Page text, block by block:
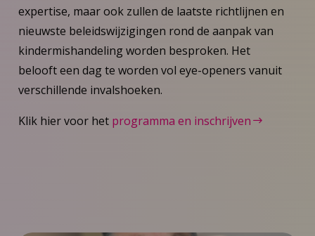
expertise, maar ook zullen de laatste richtlijnen en
nieuwste beleidswijzigingen rond de aanpak van
kindermishandeling worden besproken. Het
belooft een dag te worden vol eye-openers vanuit
verschillende invalshoeken.
Klik hier voor het programma en inschrijven